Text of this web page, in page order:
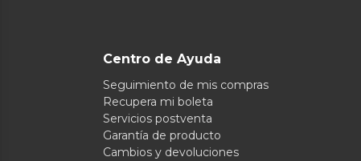
Centro de Ayuda
Seguimiento de mis compras
Recupera mi boleta
Servicios postventa
Garantía de producto
Cambios y devoluciones